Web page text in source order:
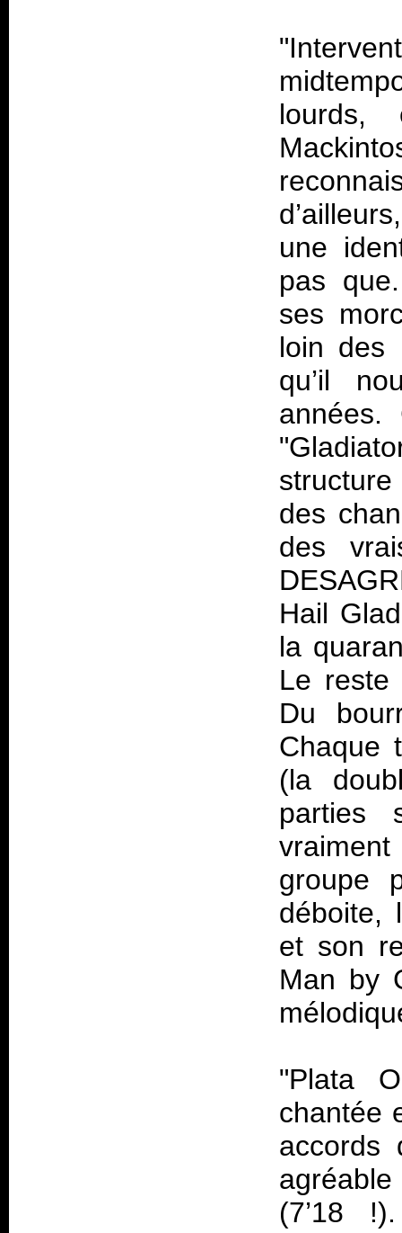
une
pas
ses
loin des
qu’il
années.
structure
des
des
Hail
la
Le reste
Du
Chaque
(la
parties
groupe
déboite,
et son
Man by
"Plata
chantée
accords
(7’18